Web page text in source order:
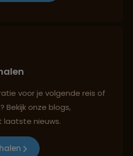
reisroutes
voor mens, cultuur en milieu
voor je volgende reis of
Bekijk onze blogs,
laatste nieuws.